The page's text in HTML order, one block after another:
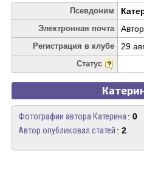
Псевдоним
Электронная почта
Регистрация в клубе 29
Статус
Фотографии автора Катерина: 0
Автор опубликовал статей : 2